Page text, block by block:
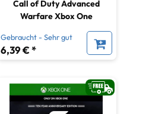
Call of Duty Advanced
Warfare Xbox One
Gebraucht - Sehr gut
6,39 € *